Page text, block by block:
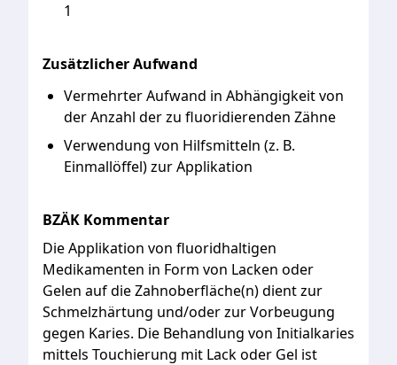
1
Zusätzlicher Aufwand
VermehrterAufwand in Abhängigkeitvon
derAnzahl derzu fluoridierenden Zähne
Verwendung von Hilfsmitteln (z. B.
Einmallöffel)zurApplikation
BZÄK Kommentar
DieApplikation von fluoridhaltigen
Medikamenten in Form von Lacken oder
Gelen aufdieZahnoberfläche(n)dientzur
Schmelzhärtung und/oderzurVorbeugung
gegen Karies. Die Behandlung von Initialkaries
mittels Touchierung mit Lackoder Gel ist